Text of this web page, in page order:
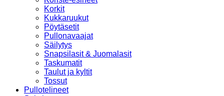
Korkit
Kukkaruukut
Pöytäsetit
Pullonavaajat
Säilytys
Snapsilasit & Juomalasit
Taskumatit
Taulut ja kyltit
Tossut
Pullotelineet